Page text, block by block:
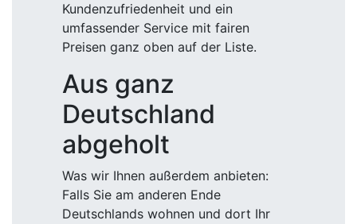
Kundenzufriedenheit und ein
umfassender Service mit fairen
Preisen ganz oben auf der Liste.
Aus ganz
Deutschland
abgeholt
Was wir Ihnen außerdem anbieten:
Falls Sie am anderen Ende
Deutschlands wohnen und dort Ihr